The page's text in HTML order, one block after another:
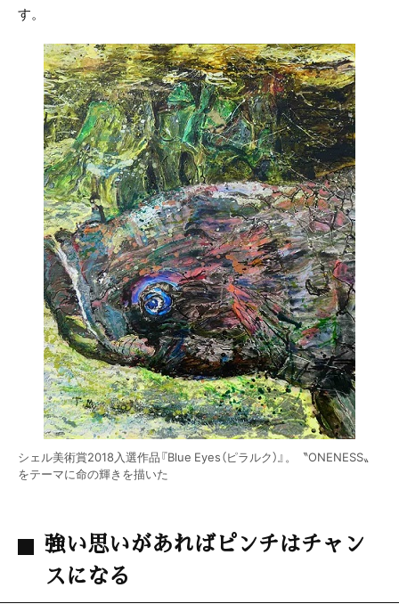
す。
シェル美術賞2018入選作品『Blue Eyes（ピラルク）』。〝ONENESS〟
をテーマに命の輝きを描いた
強い思いがあればピンチはチャン
スになる